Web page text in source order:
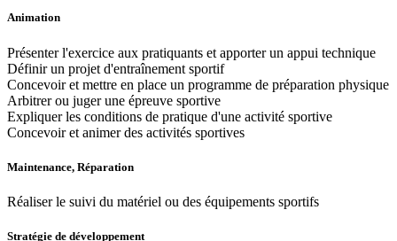
Animation
Présenter l'exercice aux pratiquants et apporter un appui technique
Définir un projet d'entraînement sportif
Concevoir et mettre en place un programme de préparation physique
Arbitrer ou juger une épreuve sportive
Expliquer les conditions de pratique d'une activité sportive
Concevoir et animer des activités sportives
Maintenance, Réparation
Réaliser le suivi du matériel ou des équipements sportifs
Stratégie de développement